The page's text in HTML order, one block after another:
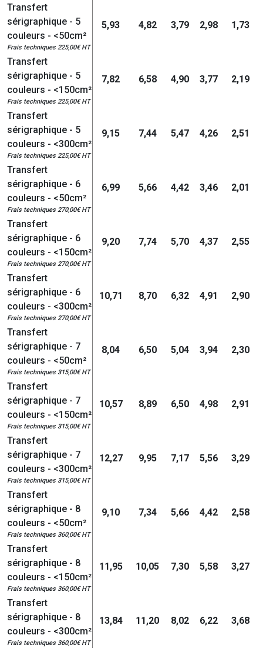
Transfert
sérigraphique - 5
couleurs - <50cm²
Frais techniques 225,00€ HT
5,93 4,82 3,79 2,98 1,73
Transfert
sérigraphique - 5
couleurs - <150cm²
Frais techniques 225,00€ HT
7,82 6,58 4,90 3,77 2,19
Transfert
sérigraphique - 5
couleurs - <300cm²
Frais techniques 225,00€ HT
9,15 7,44 5,47 4,26 2,51
Transfert
sérigraphique - 6
couleurs - <50cm²
Frais techniques 270,00€ HT
6,99 5,66 4,42 3,46 2,01
Transfert
sérigraphique - 6
couleurs - <150cm²
Frais techniques 270,00€ HT
9,20 7,74 5,70 4,37 2,55
Transfert
sérigraphique - 6
couleurs - <300cm²
Frais techniques 270,00€ HT
10,71 8,70 6,32 4,91 2,90
Transfert
sérigraphique - 7
couleurs - <50cm²
Frais techniques 315,00€ HT
8,04 6,50 5,04 3,94 2,30
Transfert
sérigraphique - 7
couleurs - <150cm²
Frais techniques 315,00€ HT
10,57 8,89 6,50 4,98 2,91
Transfert
sérigraphique - 7
couleurs - <300cm²
Frais techniques 315,00€ HT
12,27 9,95 7,17 5,56 3,29
Transfert
sérigraphique - 8
couleurs - <50cm²
Frais techniques 360,00€ HT
9,10 7,34 5,66 4,42 2,58
Transfert
sérigraphique - 8
couleurs - <150cm²
Frais techniques 360,00€ HT
11,95 10,05 7,30 5,58 3,27
Transfert
sérigraphique - 8
couleurs - <300cm²
Frais techniques 360,00€ HT
13,84 11,20 8,02 6,22 3,68